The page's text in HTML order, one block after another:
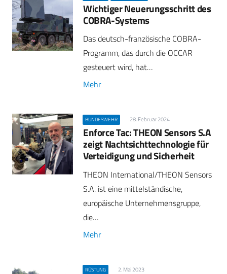
Wichtiger Neuerungsschritt des
COBRA-Systems
Das deutsch-französische COBRA-
Programm, das durch die OCCAR
gesteuert wird, hat…
Mehr
BUNDESWEHR 28. Februar 2024
Enforce Tac: THEON Sensors S.A
zeigt Nachtsichttechnologie für
Verteidigung und Sicherheit
THEON International/THEON Sensors
S.A. ist eine mittelständische,
europäische Unternehmensgruppe,
die…
Mehr
RÜSTUNG 2. Mai 2023